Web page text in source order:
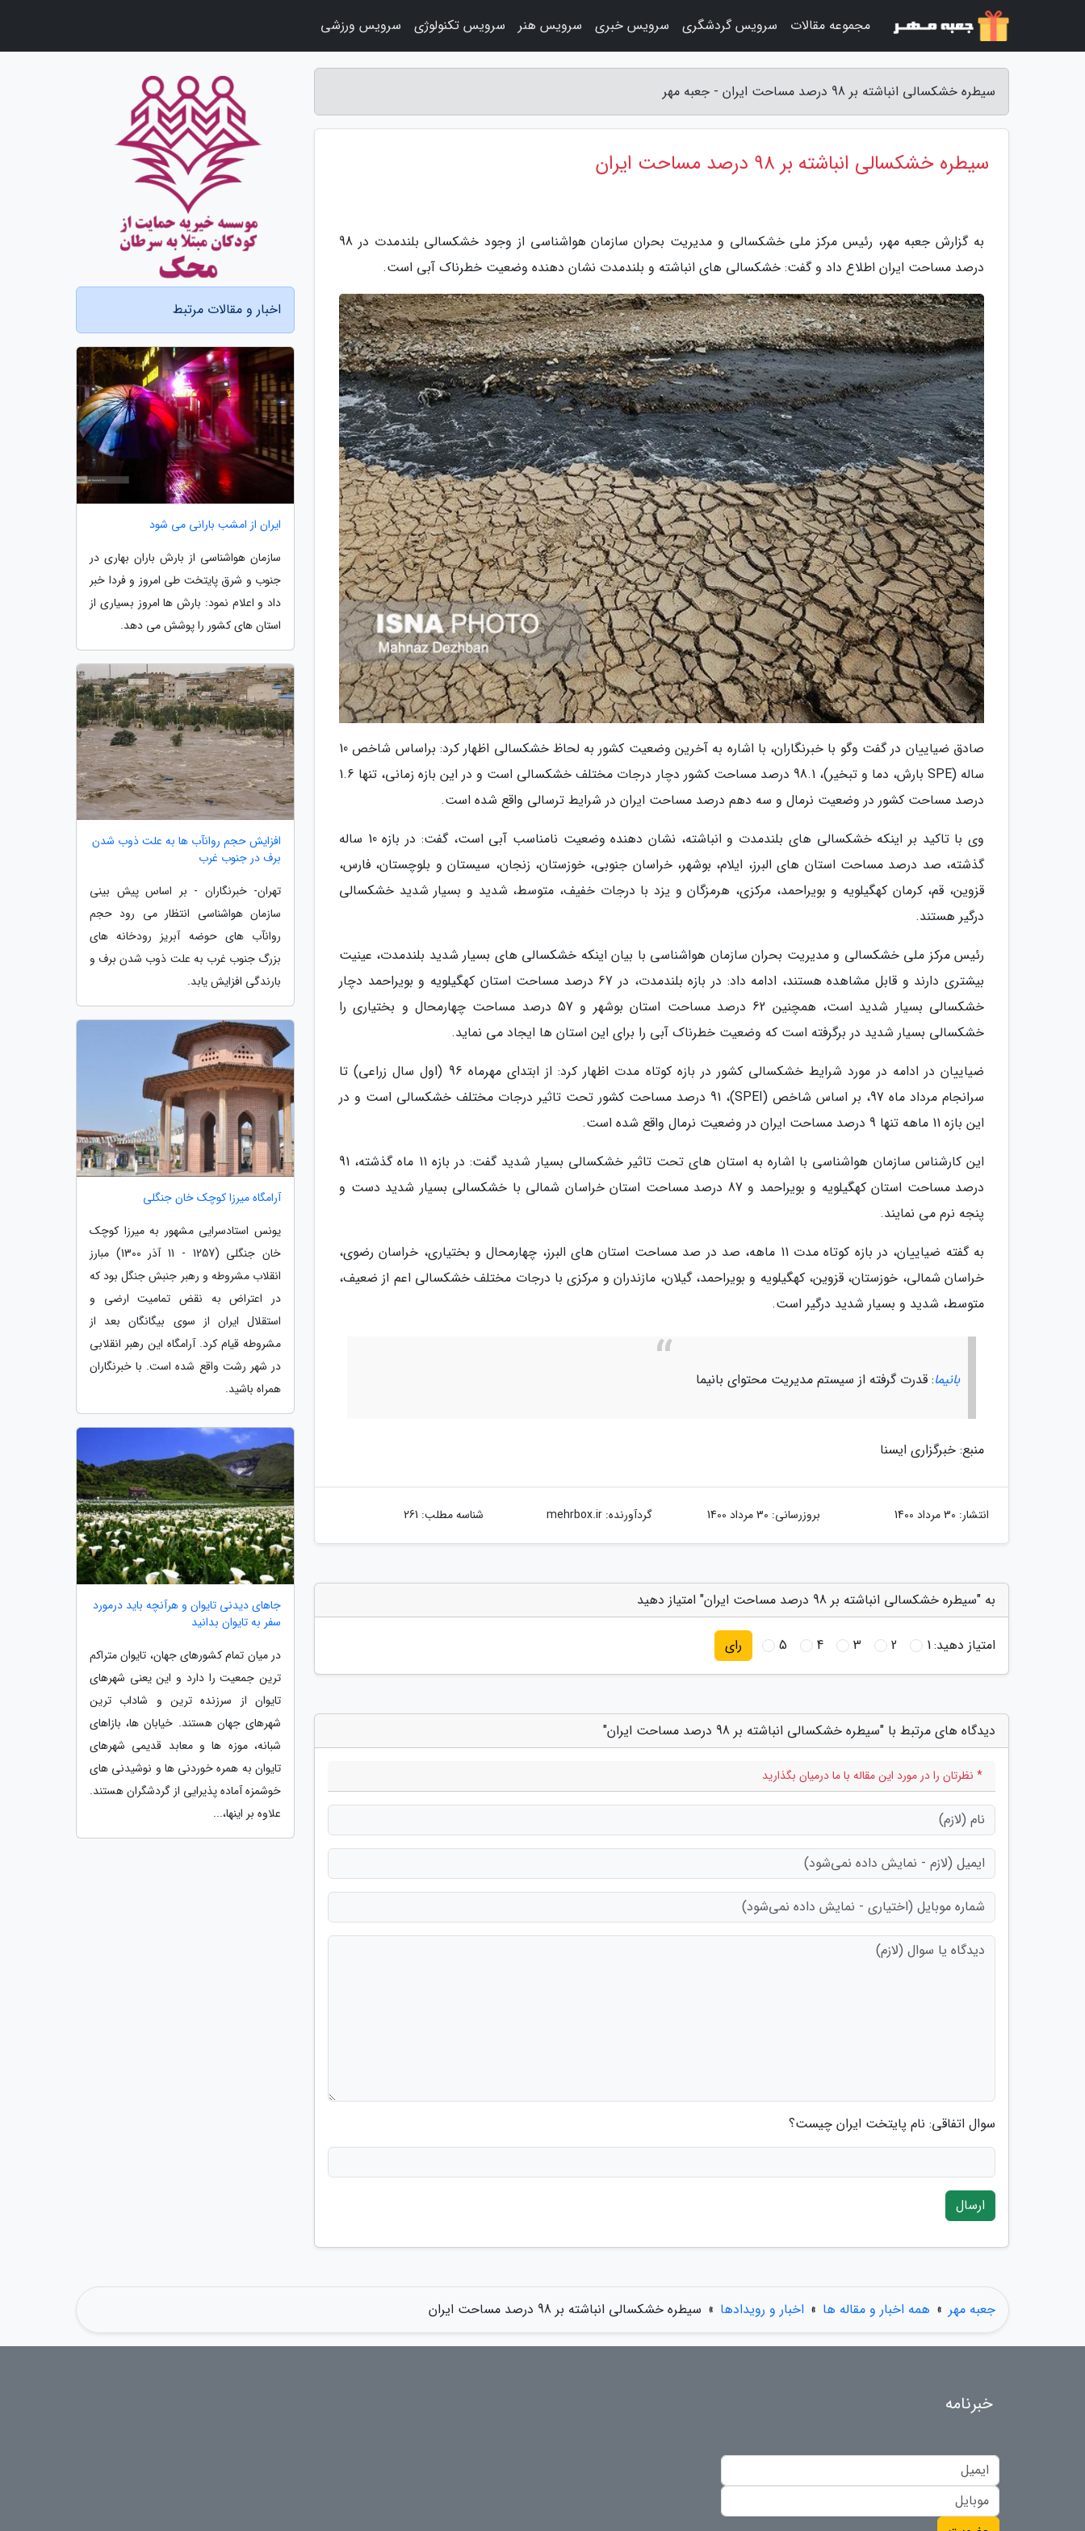
سیطره خشکسالی انباشته بر 98 درصد مساحت ایران - جعبه مهر
سیطره خشکسالی انباشته بر 98 درصد مساحت ایران
به گزارش جعبه مهر، رئیس مرکز ملی خشکسالی و مدیریت بحران سازمان هواشناسی از وجود خشکسالی بلندمدت در 98
درصد مساحت ایران اطلاع داد و گفت: خشکسالی های انباشته و بلندمدت نشان دهنده وضعیت خطرناک آبی است.
صادق ضیاییان در گفت وگو با خبرنگاران، با اشاره به آخرین وضعیت کشور به لحاظ خشکسالی اظهار کرد: براساس شاخص 10
ساله (SPE بارش، دما و تبخیر)، 98.1 درصد مساحت کشور دچار درجات مختلف خشکسالی است و در این بازه زمانی، تنها 1.6
درصد مساحت کشور در وضعیت نرمال و سه دهم درصد مساحت ایران در شرایط ترسالی واقع شده است.
وی با تاکید بر اینکه خشکسالی های بلندمدت و انباشته، نشان دهنده وضعیت نامناسب آبی است، گفت: در بازه 10 ساله
گذشته، صد درصد مساحت استان های البرز، ایلام، بوشهر، خراسان جنوبی، خوزستان، زنجان، سیستان و بلوچستان، فارس،
قزوین، قم، کرمان کهگیلویه و بویراحمد، مرکزی، هرمزگان و یزد با درجات خفیف، متوسط، شدید و بسیار شدید خشکسالی
درگیر هستند.
رئیس مرکز ملی خشکسالی و مدیریت بحران سازمان هواشناسی با بیان اینکه خشکسالی های بسیار شدید بلندمدت، عینیت
بیشتری دارند و قابل مشاهده هستند، ادامه داد: در بازه بلندمدت، در 67 درصد مساحت استان کهگیلویه و بویراحمد دچار
خشکسالی بسیار شدید است، همچنین 62 درصد مساحت استان بوشهر و 57 درصد مساحت چهارمحال و بختیاری را
خشکسالی بسیار شدید در برگرفته است که وضعیت خطرناک آبی را برای این استان ها ایجاد می نماید.
ضیاییان در ادامه در مورد شرایط خشکسالی کشور در بازه کوتاه مدت اظهار کرد: از ابتدای مهرماه 96 (اول سال زراعی) تا
سرانجام مرداد ماه 97، بر اساس شاخص (SPEI)، 91 درصد مساحت کشور تحت تاثیر درجات مختلف خشکسالی است و در
این بازه 11 ماهه تنها 9 درصد مساحت ایران در وضعیت نرمال واقع شده است.
این کارشناس سازمان هواشناسی با اشاره به استان های تحت تاثیر خشکسالی بسیار شدید گفت: در بازه 11 ماه گذشته، 91
درصد مساحت استان کهگیلویه و بویراحمد و 87 درصد مساحت استان خراسان شمالی با خشکسالی بسیار شدید دست و
پنجه نرم می نمایند.
به گفته ضیاییان، در بازه کوتاه مدت 11 ماهه، صد در صد مساحت استان های البرز، چهارمحال و بختیاری، خراسان رضوی،
خراسان شمالی، خوزستان، قزوین، کهگیلویه و بویراحمد، گیلان، مازندران و مرکزی با درجات مختلف خشکسالی اعم از ضعیف،
متوسط، شدید و بسیار شدید درگیر است.
بانیما: قدرت گرفته از سیستم مدیریت محتوای بانیما
منبع: خبرگزاری ایسنا
انتشار: 30 مرداد 1400 بروزرسانی: 30 مرداد 1400 گردآورنده:mehrbox.ir شناسه مطلب: 261
به "سیطره خشکسالی انباشته بر 98 درصد مساحت ایران" امتیاز دهید
امتیاز دهید:1
2
3
4
5 رای
دیدگاه های مرتبط با "سیطره خشکسالی انباشته بر 98 درصد مساحت ایران"
* نظرتان را در مورد این مقاله با ما درمیان بگذارید
سوال اتفاقی: نام پایتخت ایران چیست؟
ارسال
اخبار و مقالات مرتبط
ایران از امشب بارانی می شود
سازمان هواشناسی از بارش باران بهاری در
جنوب و شرق پایتخت طی امروز و فردا خبر
داد و اعلام نمود: بارش ها امروز بسیاری از
استان های کشور را پوشش می دهد.
افزایش حجم روانآب ها به علت ذوب شدن
برف در جنوب غرب
تهران- خبرنگاران - بر اساس پیش بینی
سازمان هواشناسی انتظار می رود حجم
روانآب های حوضه آبریز رودخانه های
بزرگ جنوب غرب به علت ذوب شدن برف و
بارندگی افزایش یابد.
آرامگاه میرزا کوچک خان جنگلی
یونس استادسرایی مشهور به میرزا کوچک
خان جنگلی (1257 - 11 آذر 1300) مبارز
انقلاب مشروطه و رهبر جنبش جنگل بود که
در اعتراض به نقض تمامیت ارضی و
استقلال ایران از سوی بیگانگان بعد از
مشروطه قیام کرد. آرامگاه این رهبر انقلابی
در شهر رشت واقع شده است. با خبرنگاران
همراه باشید.
جاهای دیدنی تایوان و هرآنچه باید درمورد
سفر به تایوان بدانید
در میان تمام کشورهای جهان، تایوان متراکم
ترین جمعیت را دارد و این یعنی شهرهای
تایوان از سرزنده ترین و شاداب ترین
شهرهای جهان هستند. خیابان ها، بازاهای
شبانه، موزه ها و معابد قدیمی شهرهای
تایوان به همره خوردنی ها و نوشیدنی های
خوشمزه آماده پذیرایی از گردشگران هستند.
علاوه بر اینها،...
جعبه مهر » همه اخبار و مقاله ها » اخبار و رویدادها » سیطره خشکسالی انباشته بر 98 درصد مساحت ایران
مجموعه مقالات سرویس گردشگری سرویس خبری سرویس هنر سرویس تکنولوژی سرویس ورزشی
خبرنامه